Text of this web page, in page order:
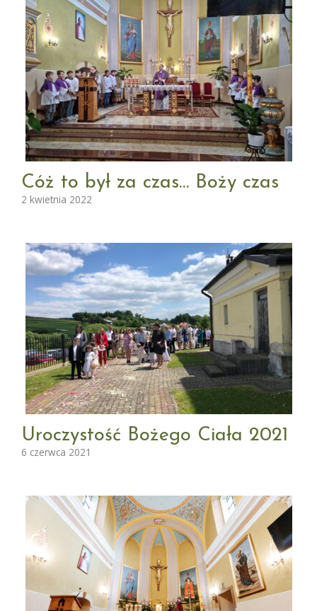
Cóż to był za czas… Boży czas
2 kwietnia 2022
Uroczystość Bożego Ciała 2021
6 czerwca 2021